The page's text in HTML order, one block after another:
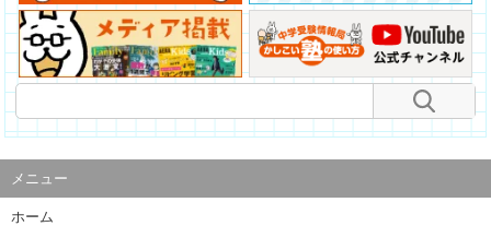
メニュー
ホーム